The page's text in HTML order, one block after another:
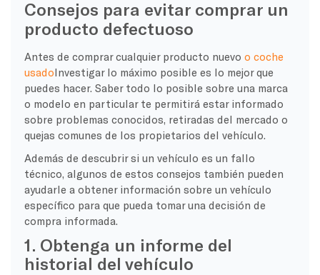
Consejos para evitar comprar un
producto defectuoso
Antes de comprar cualquier producto nuevo o coche
usadoInvestigar lo máximo posible es lo mejor que
puedes hacer. Saber todo lo posible sobre una marca
o modelo en particular te permitirá estar informado
sobre problemas conocidos, retiradas del mercado o
quejas comunes de los propietarios del vehículo.
Además de descubrir si un vehículo es un fallo
técnico, algunos de estos consejos también pueden
ayudarle a obtener información sobre un vehículo
específico para que pueda tomar una decisión de
compra informada.
1. Obtenga un informe del
historial del vehículo